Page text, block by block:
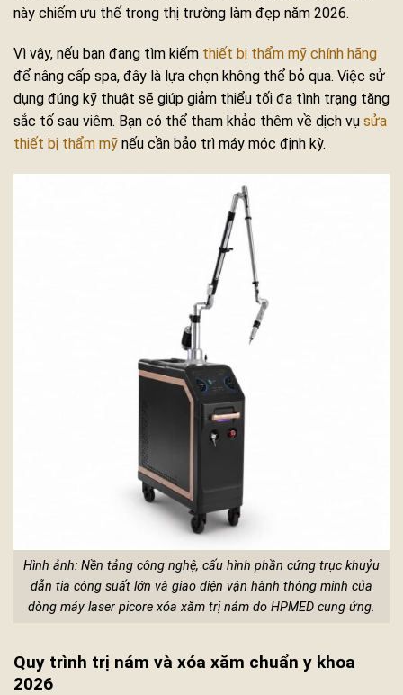
này chiếm ưu thế trong thị trường làm đẹp năm 2026.
Vì vậy, nếu bạn đang tìm kiếm thiết bị thẩm mỹ chính hãng
để nâng cấp spa, đây là lựa chọn không thể bỏ qua. Việc sử
dụng đúng kỹ thuật sẽ giúp giảm thiểu tối đa tình trạng tăng
sắc tố sau viêm. Bạn có thể tham khảo thêm về dịch vụ sửa
thiết bị thẩm mỹ nếu cần bảo trì máy móc định kỳ.
Hình ảnh: Nền tảng công nghệ, cấu hình phần cứng trục khuỷu
dẫn tia công suất lớn và giao diện vận hành thông minh của
dòng máy laser picore xóa xăm trị nám do HPMED cung ứng.
Quy trình trị nám và xóa xăm chuẩn y khoa
2026